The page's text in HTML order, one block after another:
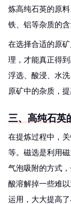
炼高纯石英的原
铁、铝等杂质的
在选择合适的原
理，才能真正得
浮选、酸浸、水
原矿中的杂质，提
三、高纯石英
在提炼过程中，
等。磁选是利用
气泡吸附的方式
酸溶解掉一些难
运用，大大提高